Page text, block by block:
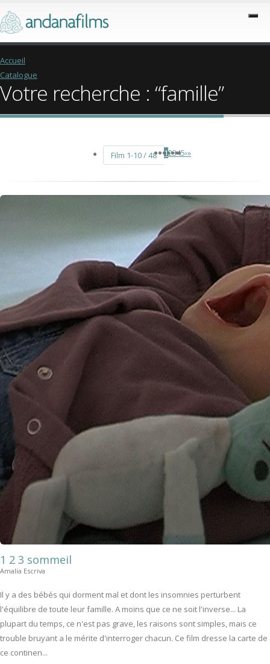
Accueil
Catalogue
Votre recherche : “famille”
Film 1-10 / 48 12345›»
1 2 3 sommeil
Amalia Escriva
Il y a des bébés qui dorment mal et dont les insomnies perturbent
l'équilibre de toute leur famille. A moins que ce ne soit l'inverse... La
plupart du temps, ce n'est pas grave, les raisons sont simples, mais ce
trouble bruyant a le mérite d'interroger chacun. Ce film dresse la carte de
ce continen...